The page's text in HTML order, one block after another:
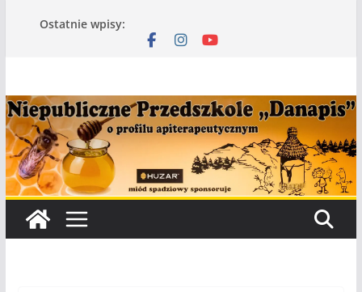
Ostatnie wpisy: